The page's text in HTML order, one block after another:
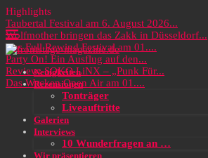
Highlights
Taubertal Festival am 6. August 2026...
Wolfmother bringen das Zakk in Düsseldorf...
Das Full Rewind Festival am 01....
Party On! Ein Ausflug auf den...
Review: SOKO LiNX – „Punk Für...
Das Wacken Open Air am 01....
Neuigkeiten
Rezensionen
Tonträger
Liveauftritte
Galerien
Interviews
10 Wunderfragen an …
Wir präsentieren